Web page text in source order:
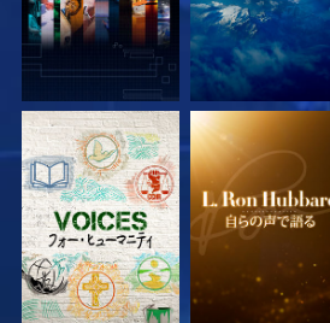
シリーズを探求 シリーズを探求